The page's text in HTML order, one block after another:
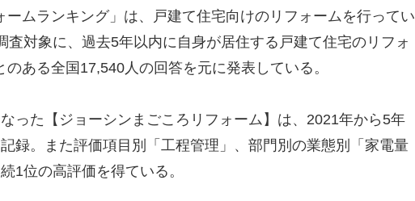
ムランキング」は、戸建て住宅向けのリフォームを行ってい
査対象に、過去5年以内に自身が居住する戸建て住宅のリフォ
のある全国17,540人の回答を元に発表している。
った【ジョーシンまごころリフォーム】は、2021年から5年
録。また評価項目別「工程管理」、部門別の業態別「家電量
1位の高評価を得ている。